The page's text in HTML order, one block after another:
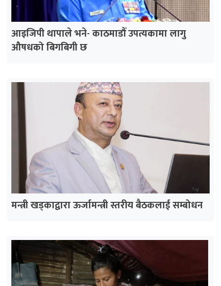
आइजिपी थापाले भने- काठमाडौँ उपत्यकामा लागु
औषधको बिगबिगी छ
मन्त्री खड्काद्वारा ऊर्जामन्त्री स्तरीय बैठकलाई सम्बोधन